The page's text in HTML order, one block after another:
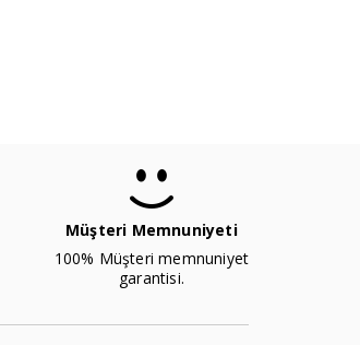
Müşteri Memnuniyeti
100% Müşteri memnuniyet
garantisi.